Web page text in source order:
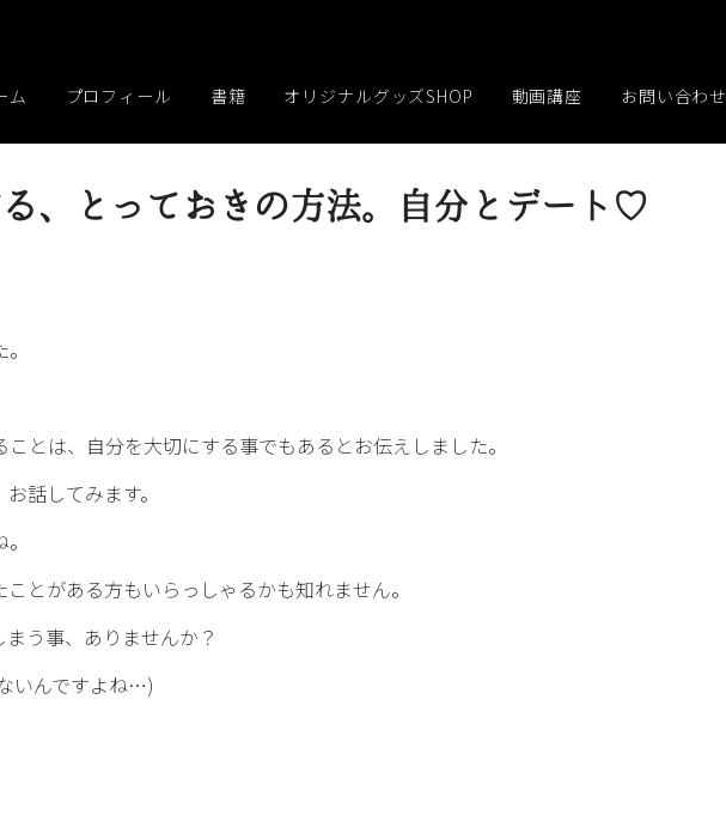
ム プロフィール 書籍 オリジナルグッズSHOP 動画講座 お問い合わせ
、とっておきの方法。自分とデート♡
とは、自分を大切にする事でもあるとお伝えしました。
話してみます。
とがある方もいらっしゃるかも知れません。
う事、ありませんか？
いんですよね…)